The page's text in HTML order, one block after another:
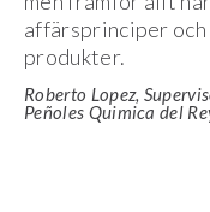
affärsprinciper
produkter.
Roberto Lopez,
Peñoles Quimica del